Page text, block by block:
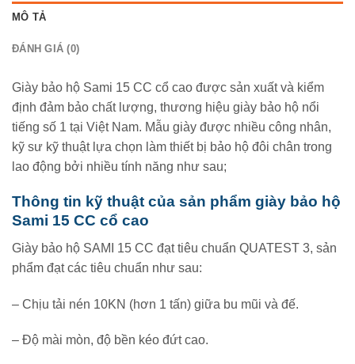
MÔ TẢ
ĐÁNH GIÁ (0)
Giày bảo hộ Sami 15 CC cổ cao được sản xuất và kiểm
định đảm bảo chất lượng, thương hiệu giày bảo hộ nổi
tiếng số 1 tại Việt Nam. Mẫu giày được nhiều công nhân,
kỹ sư kỹ thuật lựa chọn làm thiết bị bảo hộ đôi chân trong
lao động bởi nhiều tính năng như sau;
Thông tin kỹ thuật của sản phẩm giày bảo hộ
Sami 15 CC cổ cao
Giày bảo hộ SAMI 15 CC đạt tiêu chuẩn QUATEST 3, sản
phẩm đạt các tiêu chuẩn như sau:
– Chịu tải nén 10KN (hơn 1 tấn) giữa bu mũi và đế.
– Độ mài mòn, độ bền kéo đứt cao.